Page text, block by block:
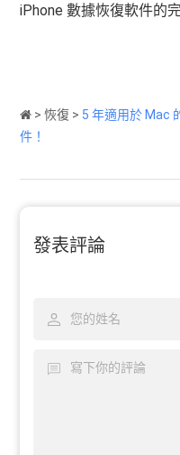
iPhone 數據恢復軟件的
>恢復 > 5 年適用於 Mac
件！
發表評論